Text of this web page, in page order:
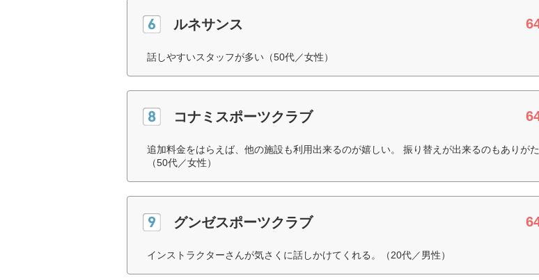
ルネサンス
話しやすいスタッフが多い（50代／女性）
コナミスポーツクラブ
追加料金をはらえば、他の施設も利用出来るのが嬉しい。 振り替えが出来るのもありがた
（50代／女性）
グンゼスポーツクラブ
インストラクターさんが気さくに話しかけてくれる。（20代／男性）